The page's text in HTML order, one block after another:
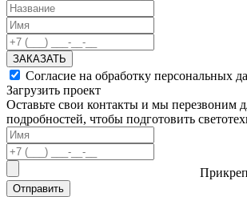
ЗАКАЗАТЬ
Согласие на обработку персональных
Загрузить проект
Оставьте свои контакты и мы перезвоним
подробностей, чтобы подготовить
Отправить